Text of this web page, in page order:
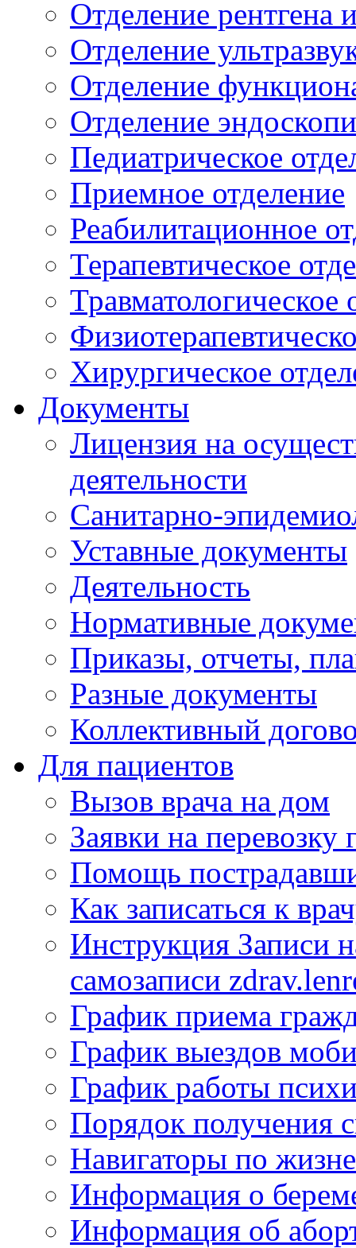
Отделение рентгена
Отделение
Отделение
Отделение
Педиатрическое
Приемное отделение
Реабилитационное
Терапевтическое
Травматологическое
Хирургическое
Документы
Лицензия на
деятельности
Санитарно-
Уставные документы
Деятельность
Нормативные
Приказы, отчеты,
Разные документы
Коллективный
Для пациентов
Вызов врача на дом
Заявки на перевозку
Помощь
Как записаться к
Инструкция Записи
самозаписи
График приема
График выездов
График работы
Порядок получения
Навигаторы по
Информация о
Информация об